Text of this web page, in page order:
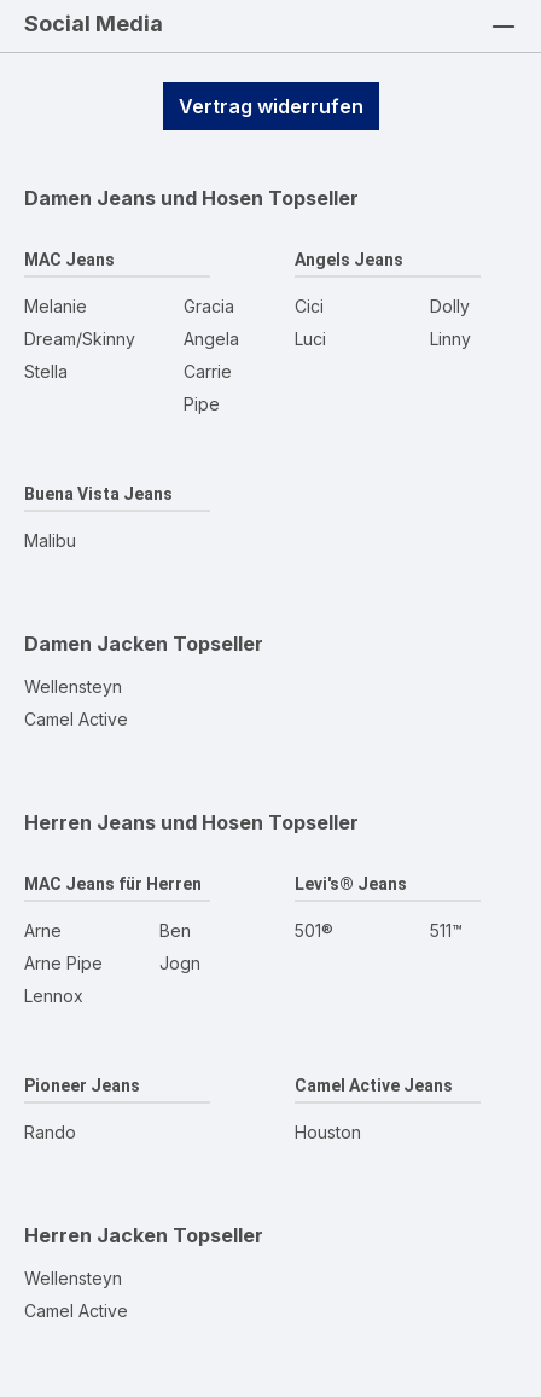
Social Media
Vertrag widerrufen
Damen Jeans und Hosen Topseller
MAC Jeans
Melanie
Dream/Skinny
Stella
Gracia
Angela
Carrie
Pipe
Angels Jeans
Cici
Luci
Dolly
Linny
Buena Vista Jeans
Malibu
Damen Jacken Topseller
Wellensteyn
Camel Active
Herren Jeans und Hosen Topseller
MAC Jeans für Herren
Arne
Arne Pipe
Lennox
Ben
Jogn
Levi's® Jeans
501® 511™
Pioneer Jeans
Rando
Camel Active Jeans
Houston
Herren Jacken Topseller
Wellensteyn
Camel Active